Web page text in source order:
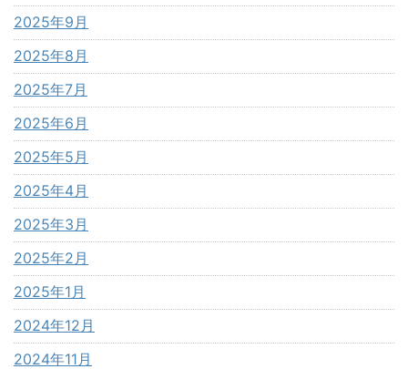
2025年9月
2025年8月
2025年7月
2025年6月
2025年5月
2025年4月
2025年3月
2025年2月
2025年1月
2024年12月
2024年11月